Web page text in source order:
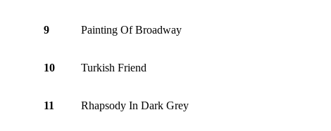
9 Painting Of Broadway
10 Turkish Friend
11 Rhapsody In Dark Grey